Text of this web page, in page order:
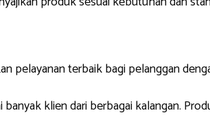
pelayanan terbaik bagi pelanggan
klien dari berbagai kalangan.